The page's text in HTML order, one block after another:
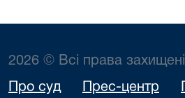
2026 © Всі права захищені
Про суд Прес-центр